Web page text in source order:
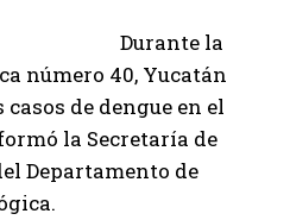
Durante la
número 40, Yucatán
de dengue en el
la Secretaría de
Departamento de